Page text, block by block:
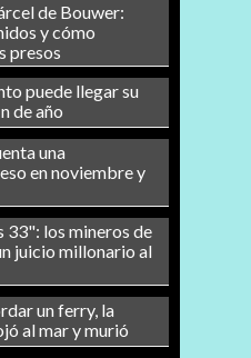
de Bouwer:
y cómo
presos
puede llegar su
de año
una
en noviembre y
33": los mineros de
juicio millonario al
un ferry, la
al mar y murió